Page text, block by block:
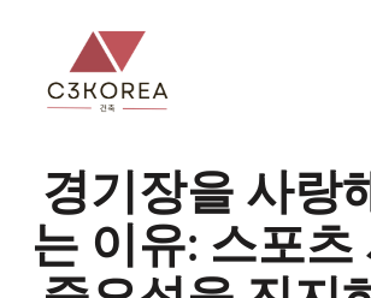
경기장을 사랑
는 이유: 스포츠